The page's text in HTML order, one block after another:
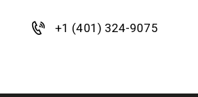
+1 (401) 324-9075